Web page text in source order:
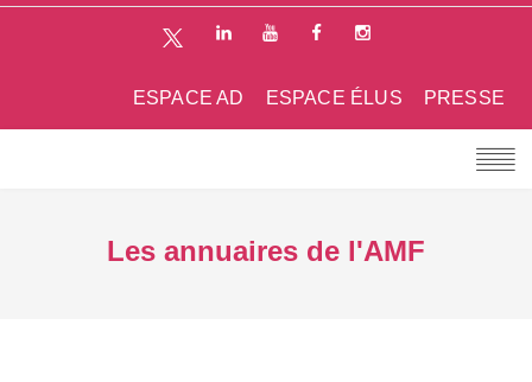
PRESSE
ESPACE ÉLUS
ESPACE AD
Les annuaires de l'AMF